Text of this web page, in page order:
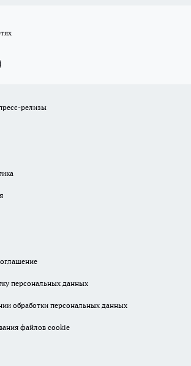
релизы
персональных данных
обработки персональных данных
файлов cookie